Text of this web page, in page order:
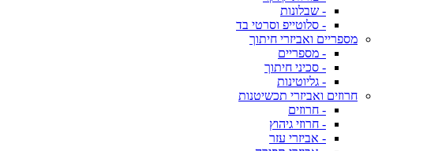
- שבלונות
- סלוטייפ וסרטי בד
מספריים ואביזרי חיתוך
- מספריים
- סכיני חיתוך
- גליוטינות
חרוזים ואביזרי תכשיטנות
- חרוזים
- חרוזי גיהוץ
- אביזרי עזר